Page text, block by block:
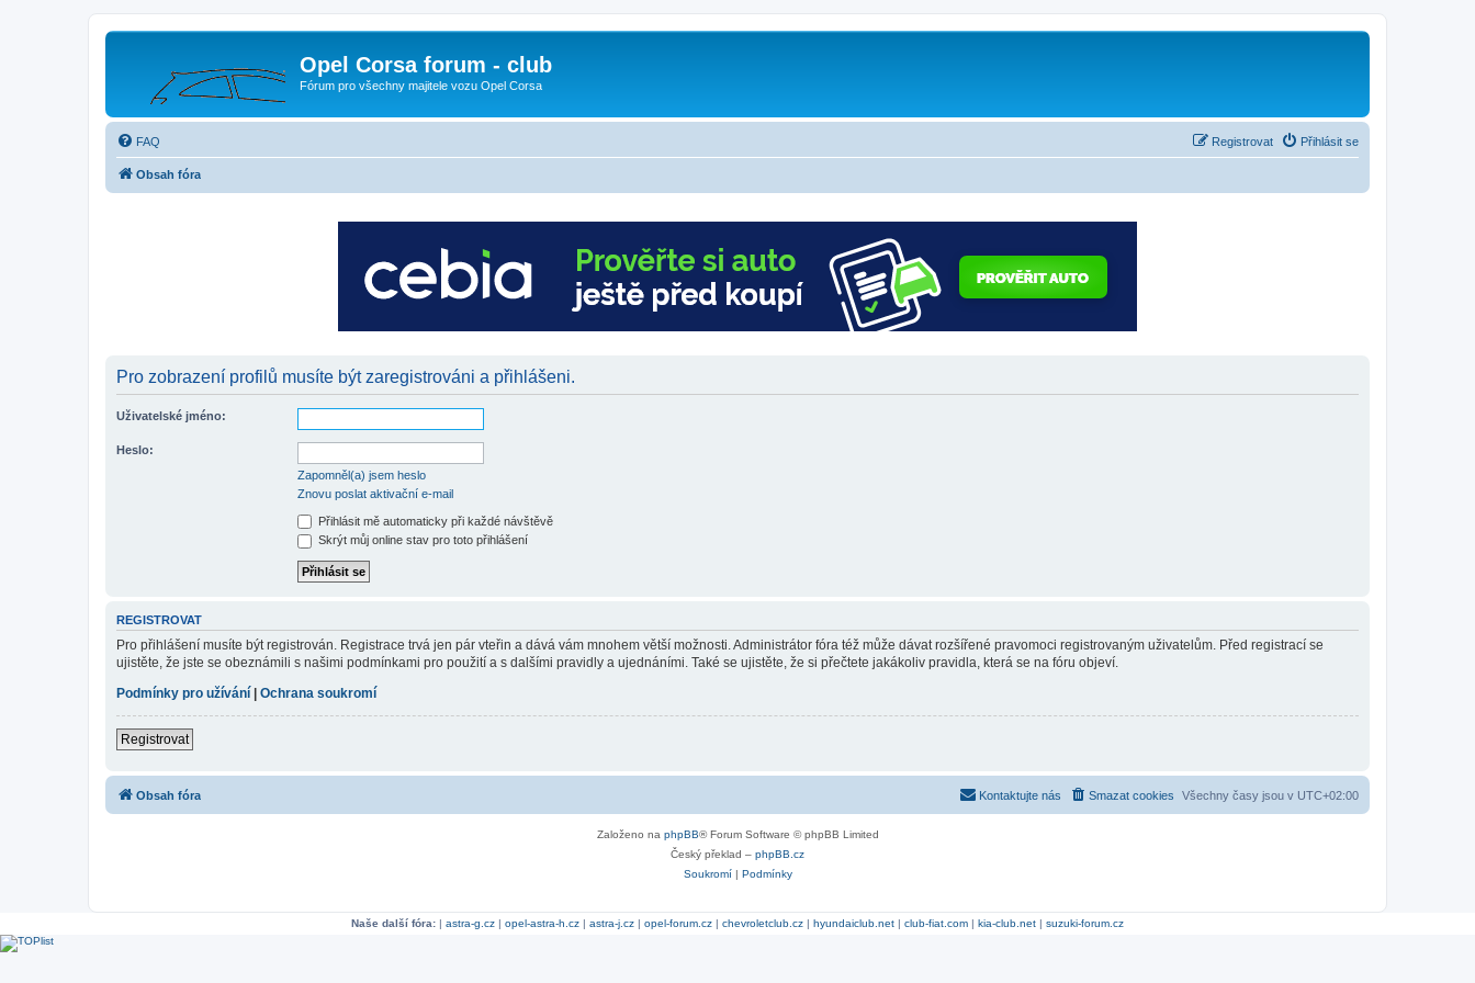
Opel Corsa forum - club
Fórum pro všechny majitele vozu Opel Corsa
FAQ Přihlásit se
Registrovat
Obsah fóra
Pro zobrazení profilů musíte být zaregistrováni a přihlášeni.
Uživatelské jméno:
Heslo:
Zapomněl(a) jsem heslo
Znovu poslat aktivační e-mail
Přihlásit mě automaticky při každé návštěvě
Skrýt můj online stav pro toto přihlášení
REGISTROVAT
Pro přihlášení musíte být registrován. Registrace trvá jen pár vteřin a dává vám mnohem větší možnosti. Administrátor fóra též může dávat rozšířené pravomoci registrovaným uživatelům. Před registrací se
ujistěte, že jste se obeznámili s našimi podmínkami pro použití a s dalšími pravidly a ujednáními. Také se ujistěte, že si přečtete jakákoliv pravidla, která se na fóru objeví.
Podmínky pro užívání
Ochrana soukromí
Registrovat
Obsah fóra Všechny časy jsou v UTC+02:00
Smazat cookies
Kontaktujte nás
Založeno na phpBB® Forum Software © phpBB Limited
Český překlad – phpBB.cz
Soukromí| Podmínky
Naše další fóra: | astra-g.cz | opel-astra-h.cz | astra-j.cz | opel-forum.cz | chevroletclub.cz | hyundaiclub.net | club-fiat.com | kia-club.net | suzuki-forum.cz